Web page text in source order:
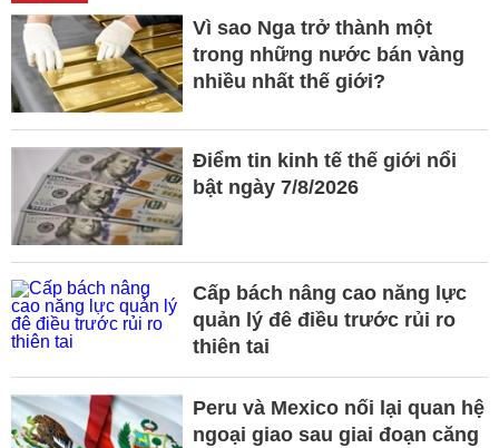
Vì sao Nga trở thành một
trong những nước bán vàng
nhiều nhất thế giới?
Điểm tin kinh tế thế giới nổi
bật ngày 7/8/2026
Cấp bách nâng cao năng lực
quản lý đê điều trước rủi ro
thiên tai
Peru và Mexico nối lại quan hệ
ngoại giao sau giai đoạn căng